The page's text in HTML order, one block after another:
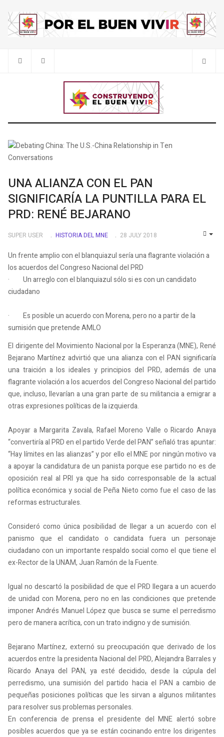
UNA ALIANZA CON EL PAN
SIGNIFICARÍA LA PUNTILLA PARA EL
PRD: RENÉ BEJARANO
SUPER USER HISTORIA DEL MNE 28 JULY 2018
Un frente amplio con el blanquiazul sería una flagrante violación a
los acuerdos del Congreso Nacional del PRD
· Un arreglo con el blanquiazul sólo si es con un candidato
ciudadano
· Es posible un acuerdo con Morena, pero no a partir de la
sumisión que pretende AMLO
El dirigente del Movimiento Nacional por la Esperanza (MNE), René
Bejarano Martínez advirtió que una alianza con el PAN significaría
una traición a los ideales y principios del PRD, además de una
flagrante violación a los acuerdos del Congreso Nacional del partido
que, incluso, llevarían a una gran parte de su militancia a emigrar a
otras expresiones políticas de la izquierda.
Apoyar a Margarita Zavala, Rafael Moreno Valle o Ricardo Anaya
“convertiría al PRD en el partido Verde del PAN” señaló tras apuntar:
“Hay límites en las alianzas” y por ello el MNE por ningún motivo va
a apoyar la candidatura de un panista porque ese partido no es de
oposición real al PRI ya que ha sido corresponsable de la actual
política económica y social de Peña Nieto como fue el caso de las
reformas estructurales.
Consideró como única posibilidad de llegar a un acuerdo con el
panismo que el candidato o candidata fuera un personaje
ciudadano con un importante respaldo social como el que tiene el
ex-Rector de la UNAM, Juan Ramón de la Fuente.
Igual no descartó la posibilidad de que el PRD llegara a un acuerdo
de unidad con Morena, pero no en las condiciones que pretende
imponer Andrés Manuel López que busca se sume el perredismo
pero de manera acrítica, con un trato indigno y de sumisión.
Bejarano Martínez, externó su preocupación que derivado de los
acuerdos entre la presidenta Nacional del PRD, Alejandra Barrales y
Ricardo Anaya del PAN, ya esté decidido, desde la cúpula del
perredismo, una sumisión del partido hacia el PAN a cambio de
pequeñas posiciones políticas que les sirvan a algunos militantes
para resolver sus problemas personales.
En conferencia de prensa el presidente del MNE alertó sobre
posibles acuerdos que ya se están cocinando entre los dirigentes